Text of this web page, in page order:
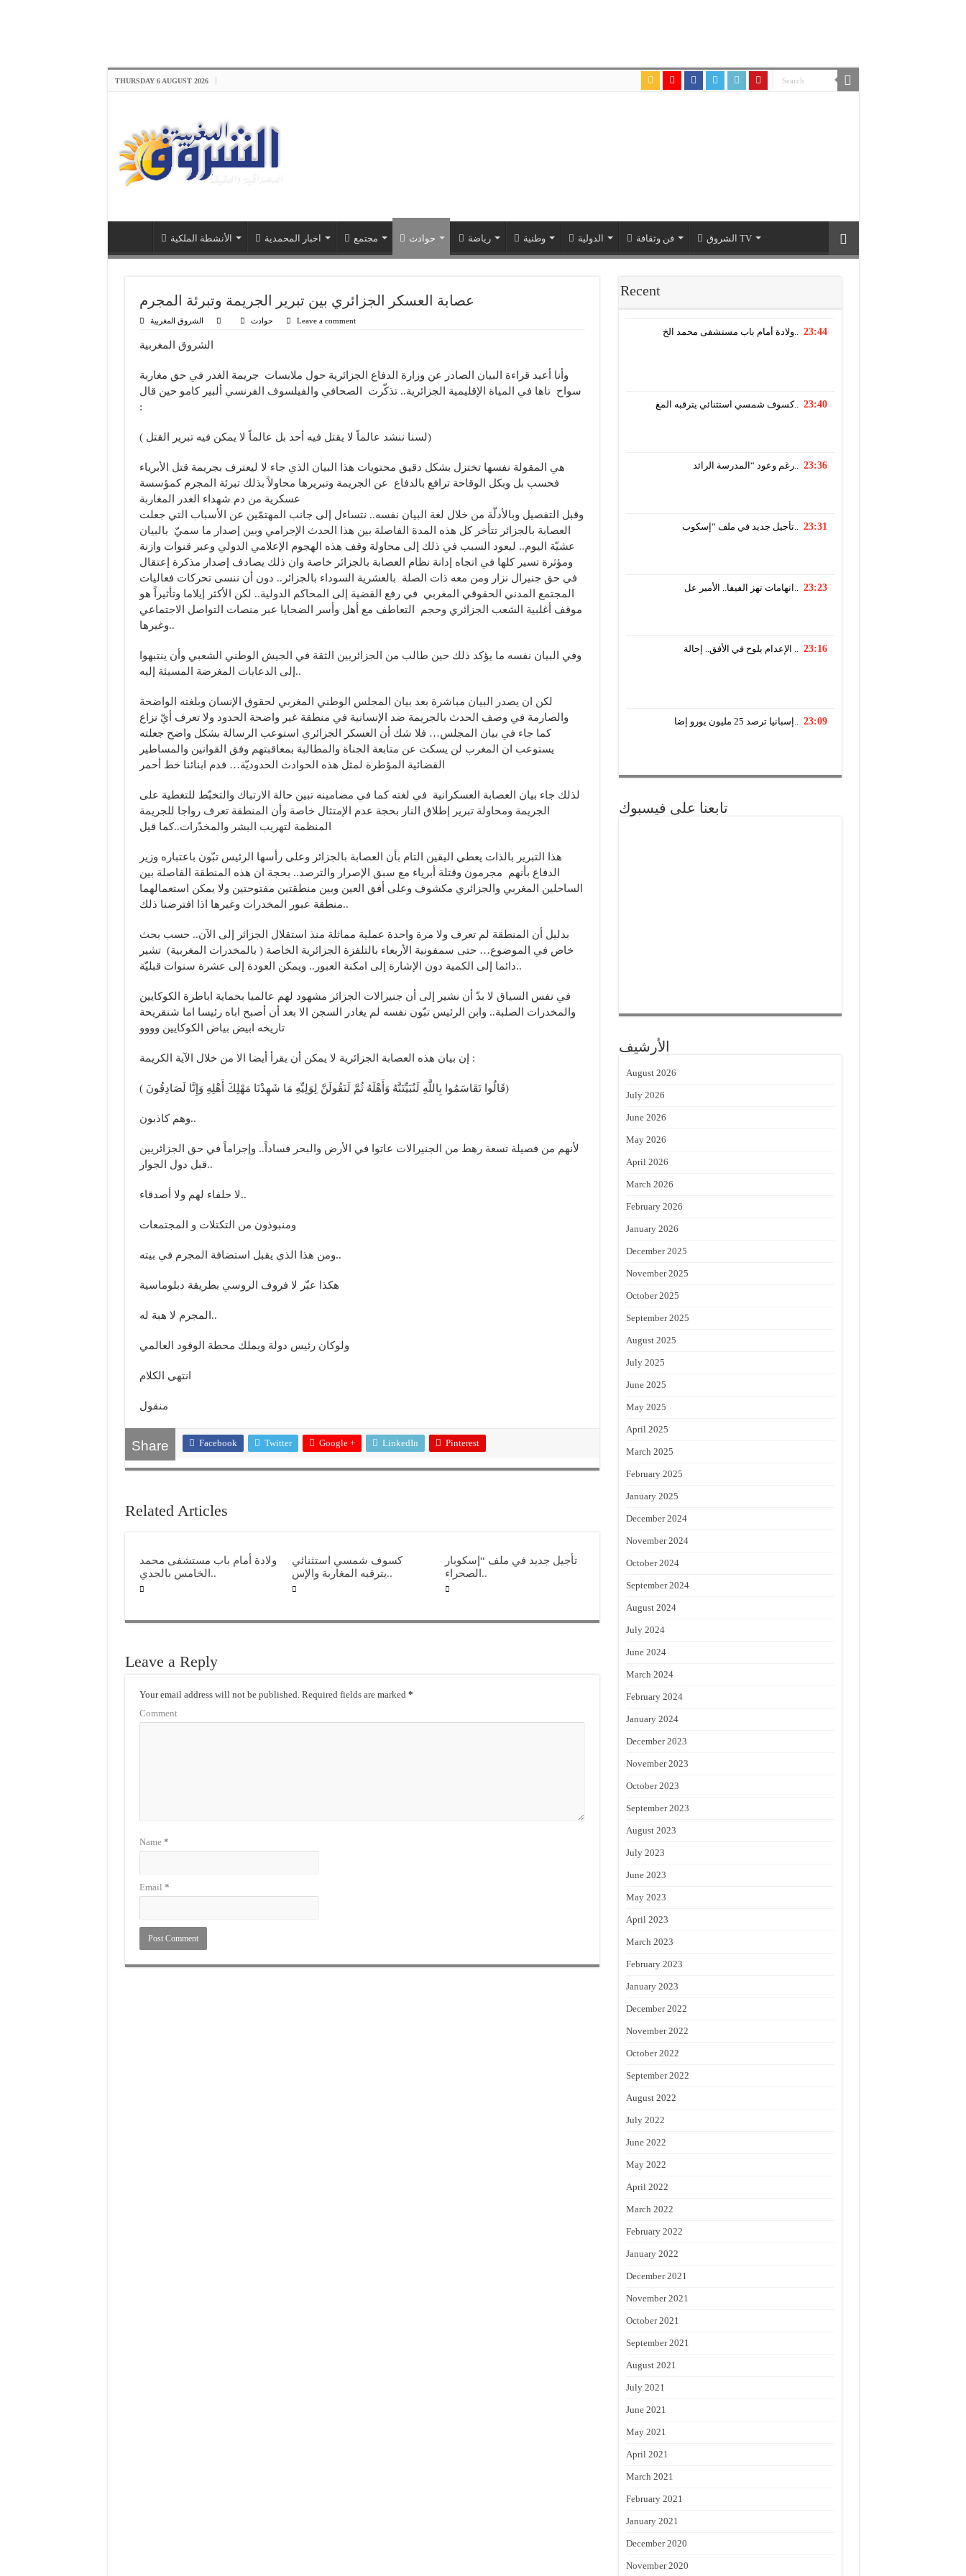
THURSDAY 6 AUGUST 2026
الأنشطة الملكية اخبار المحمدية مجتمع حوادث رياضة وطنية الدولية فن وثقافة الشروق TV
عصابة العسكر الجزائري بين تبرير الجريمة وتبرئة المجرم
الشروق المغربية حوادث Leave a comment
الشروق المغربية
وأنا أعيد قراءة البيان الصادر عن وزارة الدفاع الجزائرية حول ملابسات جريمة الغدر في حق مغاربة
سواح تاها في المياة الإقليمية الجزائرية.. تذكّرت الصحافي والفيلسوف الفرنسي ألبير كامو حين قال
:
( لسنا ننشد عالماً لا يقتل فيه أحد بل عالماً لا يمكن فيه تبرير القتل)
هي المقولة نفسها تختزل بشكل دقيق محتويات هذا البيان الذي جاء لا ليعترف بجريمة قتل الأبرياء
فحسب بل وبكل الوقاحة ترافع بالدفاع عن الجريمة وتبريرها محاولاً بذلك تبرئة المجرم كمؤسسة
عسكرية من دم شهداء الغدر المغاربة
وقبل التفصيل وبالأدلّة من خلال لغة البيان نفسه.. نتساءل إلى جانب المهتمّين عن الأسباب التي جعلت
العصابة بالجزائر تتأخر كل هذه المدة الفاصلة بين هذا الحدث الإجرامي وبين إصدار ما سميّ بالبيان
عشيّة اليوم.. ليعود السبب في ذلك إلى محاولة وقف هذه الهجوم الإعلامي الدولي وعبر قنوات وازنة
ومؤثرة تسير كلها في اتجاه إدانة نظام العصابة بالجزائر خاصة وان ذلك يصادف إصدار مذكرة إعتقال
في حق جنيرال نزار ومن معه ذات الصلة بالعشرية السوداء بالجزائر.. دون أن ننسى تحركات فعاليات
المجتمع المدني الحقوقي المغربي في رفع القضية إلى المحاكم الدولية.. لكن الأكثر إيلاما وتأثيراً هو
موقف أغلبية الشعب الجزائري وحجم التعاطف مع أهل وأسر الضحايا عبر منصات التواصل الاجتماعي
وغيرها..
وفي البيان نفسه ما يؤكد ذلك حين طالب من الجزائريين الثقة في الجيش الوطني الشعبي وأن ينتبهوا
إلى الدعايات المغرضة المسيئة إليه..
لكن ان يصدر البيان مباشرة بعد بيان المجلس الوطني المغربي لحقوق الإنسان وبلغته الواضحة
والصارمة في وصف الحدث بالجريمة ضد الإنسانية في منطقة غير واضحة الحدود ولا تعرف أيّ نزاع
كما جاء في بيان المجلس… فلا شك أن العسكر الجزائري استوعب الرسالة بشكل واضح جعلته
يستوعب ان المغرب لن يسكت عن متابعة الجناة والمطالبة بمعاقبتهم وفق القوانين والمساطير
القضائية المؤطرة لمثل هذه الحوادث الحدوديّة… فدم ابنائنا خط أحمر
لذلك جاء بيان العصابة العسكرانية في لغته كما في مضامينه تبين حالة الارتباك والتخبّط للتغطية على
الجريمة ومحاولة تبرير إطلاق النار بحجة عدم الإمتثال خاصة وأن المنطقة تعرف رواجا للجريمة
المنظمة لتهريب البشر والمخدّرات..كما قيل
هذا التبرير بالذات يعطي اليقين التام بأن العصابة بالجزائر وعلى رأسها الرئيس تبّون باعتباره وزير
الدفاع بأنهم مجرمون وقتلة أبرياء مع سبق الإصرار والترصد.. بحجة ان هذه المنطقة الفاصلة بين
الساحلين المغربي والجزائري مكشوف وعلى أفق العين وبين منطقتين مفتوحتين ولا يمكن استعمالهما
منطقة عبور المخدرات وغيرها اذا افترضنا ذلك..
بدليل أن المنطقة لم تعرف ولا مرة واحدة عملية مماثلة منذ استقلال الجزائر إلى الآن.. حسب بحث
خاص في الموضوع… حتى سمفونية الأربعاء بالتلفزة الجزائرية الخاصة ( بالمخدرات المغربية) تشير
دائما إلى الكمية دون الإشارة إلى امكنة العبور.. ويمكن العودة إلى عشرة سنوات قبليّة..
في نفس السياق لا بدّ أن نشير إلى أن جنيرالات الجزائر مشهود لهم عالميا بحماية اباطرة الكوكايين
والمخدرات الصلبة.. وابن الرئيس تبّون نفسه لم يغادر السجن الا بعد أن أصبح اباه رئيسا اما شنقريحة
تاريخه ابيض بياض الكوكايين وووو
إن بيان هذه العصابة الجزائرية لا يمكن أن يقرأ أيضا الا من خلال الآية الكريمة :
( قَالُوا تَقَاسَمُوا بِاللَّهِ لَنُبَيِّتَنَّهُ وَأَهْلَهُ ثُمَّ لَنَقُولَنَّ لِوَلِيِّهِ مَا شَهِدْنَا مَهْلِكَ أَهْلِهِ وَإِنَّا لَصَادِقُونَ)
وهم كاذبون..
لأنهم من فصيلة تسعة رهط من الجنيرالات عاتوا في الأرض والبحر فساداً.. وإجراماً في حق الجزائريين
قبل دول الجوار..
لا حلفاء لهم ولا أصدقاء..
ومنبوذون من التكتلات و المجتمعات
ومن هذا الذي يقبل استضافة المجرم في بيته..
هكذا عبّر لا فروف الروسي بطريقة دبلوماسية
المجرم لا هبة له..
ولوكان رئيس دولة ويملك محطة الوقود العالمي
انتهى الكلام
منقول
Share Facebook Twitter Google + LinkedIn Pinterest
Related Articles
ولادة أمام باب مستشفى محمد
الخامس بالجدي..
كسوف شمسي استثنائي
يترقبه المغاربة والإس..
تأجيل جديد في ملف “إسكوبار
الصحراء..
Leave a Reply
Your email address will not be published.Required fields are marked *
Comment
Name *
Email *
Recent
23:44 ولادة أمام باب مستشفى محمد الخ..
23:40 كسوف شمسي استثنائي يترقبه المغ..
23:36 رغم وعود “المدرسة الرائد..
23:31 تأجيل جديد في ملف “إسكوب..
23:23 اتهامات تهز الفيفا.. الأمير عل..
23:16 الإعدام يلوح في الأفق.. إحالة ..
23:09 إسبانيا ترصد 25 مليون يورو إضا..
تابعنا على فيسبوك
الأرشيف
August 2026
July 2026
June 2026
May 2026
April 2026
March 2026
February 2026
January 2026
December 2025
November 2025
October 2025
September 2025
August 2025
July 2025
June 2025
May 2025
April 2025
March 2025
February 2025
January 2025
December 2024
November 2024
October 2024
September 2024
August 2024
July 2024
June 2024
March 2024
February 2024
January 2024
December 2023
November 2023
October 2023
September 2023
August 2023
July 2023
June 2023
May 2023
April 2023
March 2023
February 2023
January 2023
December 2022
November 2022
October 2022
September 2022
August 2022
July 2022
June 2022
May 2022
April 2022
March 2022
February 2022
January 2022
December 2021
November 2021
October 2021
September 2021
August 2021
July 2021
June 2021
May 2021
April 2021
March 2021
February 2021
January 2021
December 2020
November 2020